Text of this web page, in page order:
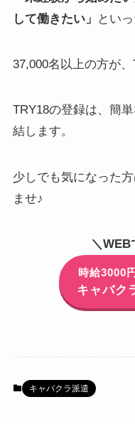
して働きたい」
とい
37,000名以上の方が
TRY18の登録は、簡
結します。
少しでも気になった
ませ♪
＼WEB
時給3000
キャバク
キャバクラ派遣